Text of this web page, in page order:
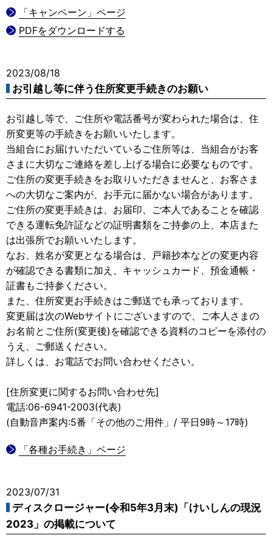
「キャンペーン」ページ
PDFをダウンロードする
2023/08/18
お引越し等に伴う住所変更手続きのお願い
お引越し等で、ご住所や電話番号が変わられた場合は、住
所変更等の手続きをお願いいたします。
当組合にお届けいただいているご住所等は、当組合がお客
さまに大切なご連絡を差し上げる場合に必要なものです。
ご住所の変更手続きをお取りいただきませんと、お客さま
への大切なご案内が、お手元に届かない場合があります。
ご住所の変更手続きは、お届印、ご本人であることを確認
できる運転免許証などの証明書類をご持参の上、本店また
は出張所でお願いいたします。
なお、姓名が変更となる場合は、戸籍抄本などの変更内容
が確認できる書類に加え、キャッシュカード、預金通帳・
証書もご持参ください。
また、住所変更お手続きはご郵送でも承っております。
変更届は次のWebサイトにございますので、ご本人さまの
お名前とご住所(変更後)を確認できる資料のコピーを添付の
うえ、ご郵送ください。
詳しくは、お電話でお問い合わせください。
[住所変更に関するお問い合わせ先]
電話:06-6941-2003(代表)
(自動音声案内:5番「その他のご用件」/ 平日9時～17時)
「各種お手続き」ページ
2023/07/31
ディスクロージャー(令和5年3月末)「けいしんの現況
2023」の掲載について